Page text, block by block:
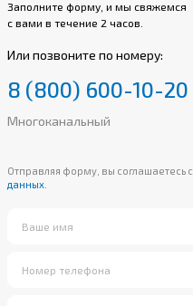
Заполните форму, и мы свяжемся
с вами в течение 2 часов.
Или позвоните по номеру:
8 (800) 600-10-20
Многоканальный
Отправляя форму, вы соглашаетесь с
данных.